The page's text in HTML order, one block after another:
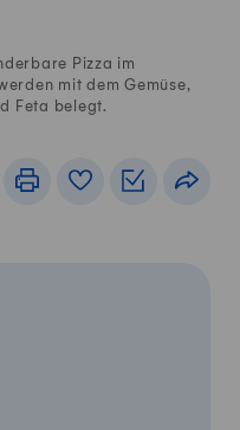
Pizza im
mit dem Gemüse,
Feta belegt.
DruckenRezeptbuch